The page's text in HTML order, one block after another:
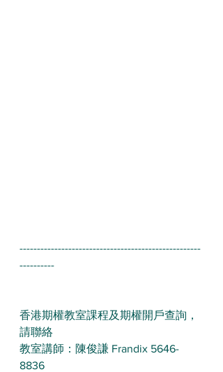
----------------------------------------------------
----------
香港期權教室課程及期權開戶查詢，
請聯絡
教室講師：陳俊謙 Frandix 5646-
8836